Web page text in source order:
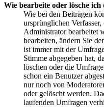
Wie bearbeite oder lösche ich
Wie bei den Beiträgen
ursprünglichen
Administrator bearbeitet
bearbeiten, ändern Sie
ist immer mit der
Stimme abgegeben hat,
löschen oder die
schon ein Benutzer
nur noch von
oder gelöscht werden.
laufenden Umfragen